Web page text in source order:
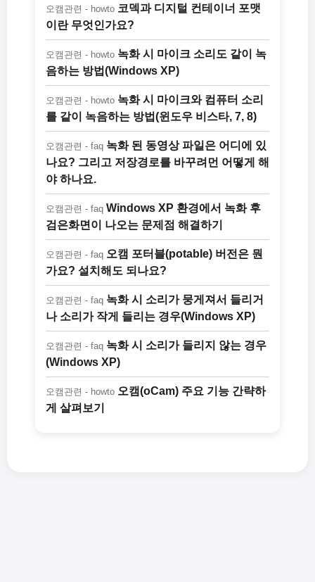
오캠관련 - howto 코덱과 디지털 컨테이너 포맷
이란 무엇인가요?
오캠관련 - howto 녹화 시 마이크 소리도 같이 녹
음하는 방법(Windows XP)
오캠관련 - howto 녹화 시 마이크와 컴퓨터 소리
를 같이 녹음하는 방법(윈도우 비스타, 7, 8)
오캠관련 - faq 녹화 된 동영상 파일은 어디에 있
나요? 그리고 저장경로를 바꾸려먼 어떻게 해
야 하나요.
오캠관련 - faq Windows XP 환경에서 녹화 후
검은화면이 나오는 문제점 해결하기
오캠관련 - faq 오캠 포터블(potable) 버전은 뭔
가요? 설치해도 되나요?
오캠관련 - faq 녹화 시 소리가 뭉게져서 들리거
나 소리가 작게 들리는 경우(Windows XP)
오캠관련 - faq 녹화 시 소리가 들리지 않는 경우
(Windows XP)
오캠관련 - howto 오캠(oCam) 주요 기능 간략하
게 살펴보기